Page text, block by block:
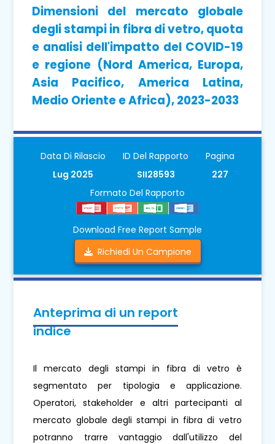
Dimensioni del mercato globale
degli stampi in fibra di vetro, quota
e analisi dell'impatto del COVID-19
e regione (Nord America, Europa,
Asia Pacifico, America Latina,
Medio Oriente e Africa), 2023-2033
Data Di Rilascio
Lug 2025
ID Del Rapporto
SII28593
Pagina
227
Formato Del Rapporto
Download Free Report Sample
Richiedi Un Campione
Anteprima di un report
indice
Il mercato degli stampi in fibra di vetro è
segmentato per tipologia e applicazione.
Operatori, stakeholder e altri partecipanti al
mercato globale degli stampi in fibra di vetro
potranno trarre vantaggio dall'utilizzo del